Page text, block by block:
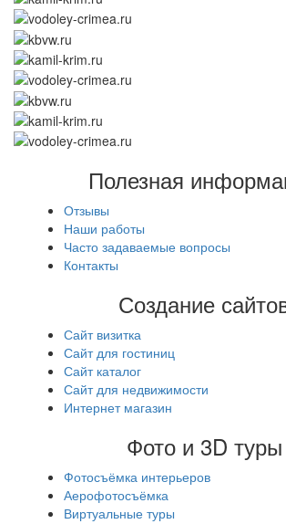
Полезная
Отзывы
Наши работы
Часто задаваемые вопросы
Контакты
Создание
Сайт визитка
Сайт для гостиниц
Сайт каталог
Сайт для недвижимости
Интернет магазин
Фото и 3D туры
Фотосъёмка интерьеров
Аерофотосъёмка
Виртуальные туры